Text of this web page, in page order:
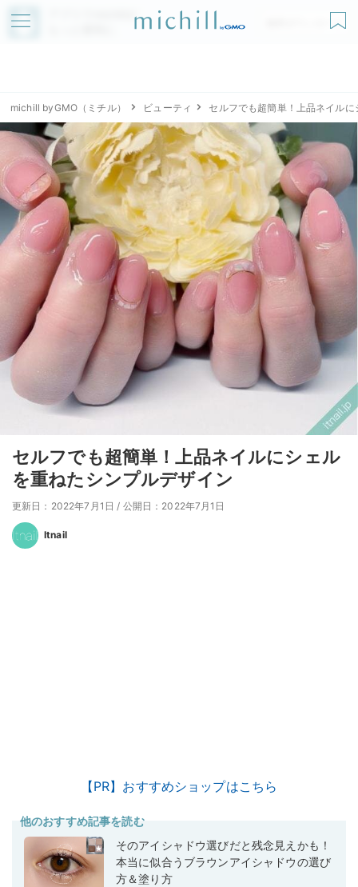
アプリでmichillが
無料ダウンロード
michill byGMO（ミチル） ビューティ セルフでも超簡単！上品ネイル
セルフでも超簡単！上品ネイルにシェル
を重ねたシンプルデザイン
更新日：2022年7月1日 / 公開日：2022年7月1日
Itnail
【PR】おすすめショップはこちら
他のおすすめ記事を読む
そのアイシャドウ選びだと残念見えかも！
本当に似合うブラウンアイシャドウの選び
方＆塗り方